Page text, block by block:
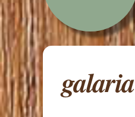
galaria